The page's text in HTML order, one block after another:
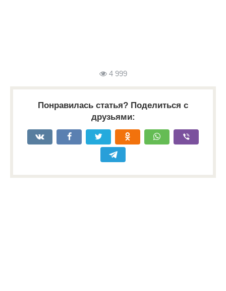
4 999
Понравилась статья? Поделиться с
друзьями: